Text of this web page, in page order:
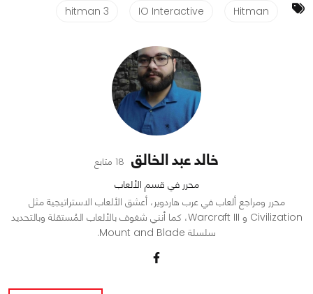
Hitman
IO Interactive
hitman 3
خالد عبد الخالق 18 متابع
محرر في قسم الألعاب
محرر ومراجع ألعاب في عرب هاردوير، أعشق الألعاب الاستراتيجية مثل
Civilization و Warcraft III، كما أنني شغوف بالألعاب المُستقلة وبالتحديد
سلسلة Mount and Blade.